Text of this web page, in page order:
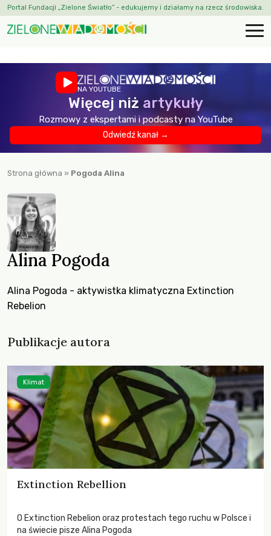
Portal Fundacji „Zielone Światło” - edukujemy i działamy na rzecz środowiska.
NA YOUTUBE
Więcej niż artykuły
Rozmowy z ekspertami i podcasty na YouTube
Odwiedź kanał →
Strona główna » Pogoda Alina
Alina Pogoda
Alina Pogoda - aktywistka klimatyczna Extinction
Rebelion
Publikacje autora
Extinction Rebellion
O Extinction Rebelion oraz protestach tego ruchu w Polsce i
na świecie pisze Alina Pogoda
Klimat